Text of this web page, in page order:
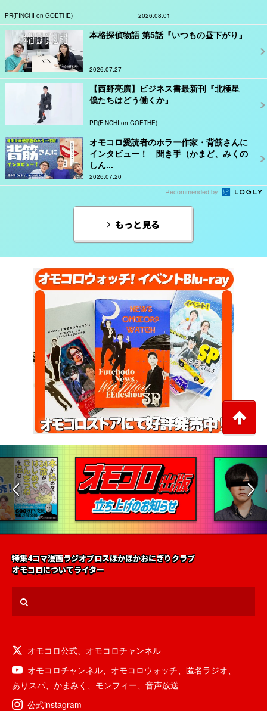
PR(FINCHI on GOETHE) 2026.08.01
本格探偵物語 第5話『いつもの昼下がり』
2026.07.27
【西野亮廣】ビジネス書最新刊『北極星
僕たちはどう働くか』
PR(FINCHI on GOETHE)
オモコロ愛読者のホラー作家・背筋さんに
インタビュー！ 聞き手（かまど、みくの
しん...
2026.07.20
Recommended by
もっと見る
特集4コマ漫画ラジオブロスほかほかおにぎりクラブ
オモコロについてライター
オモコロ公式
オモコロチャンネル
オモコロチャンネル
オモコロウォッチ 匿名ラジオ
ありスパ
かまみく モンフィー
音声放送
公式instagram